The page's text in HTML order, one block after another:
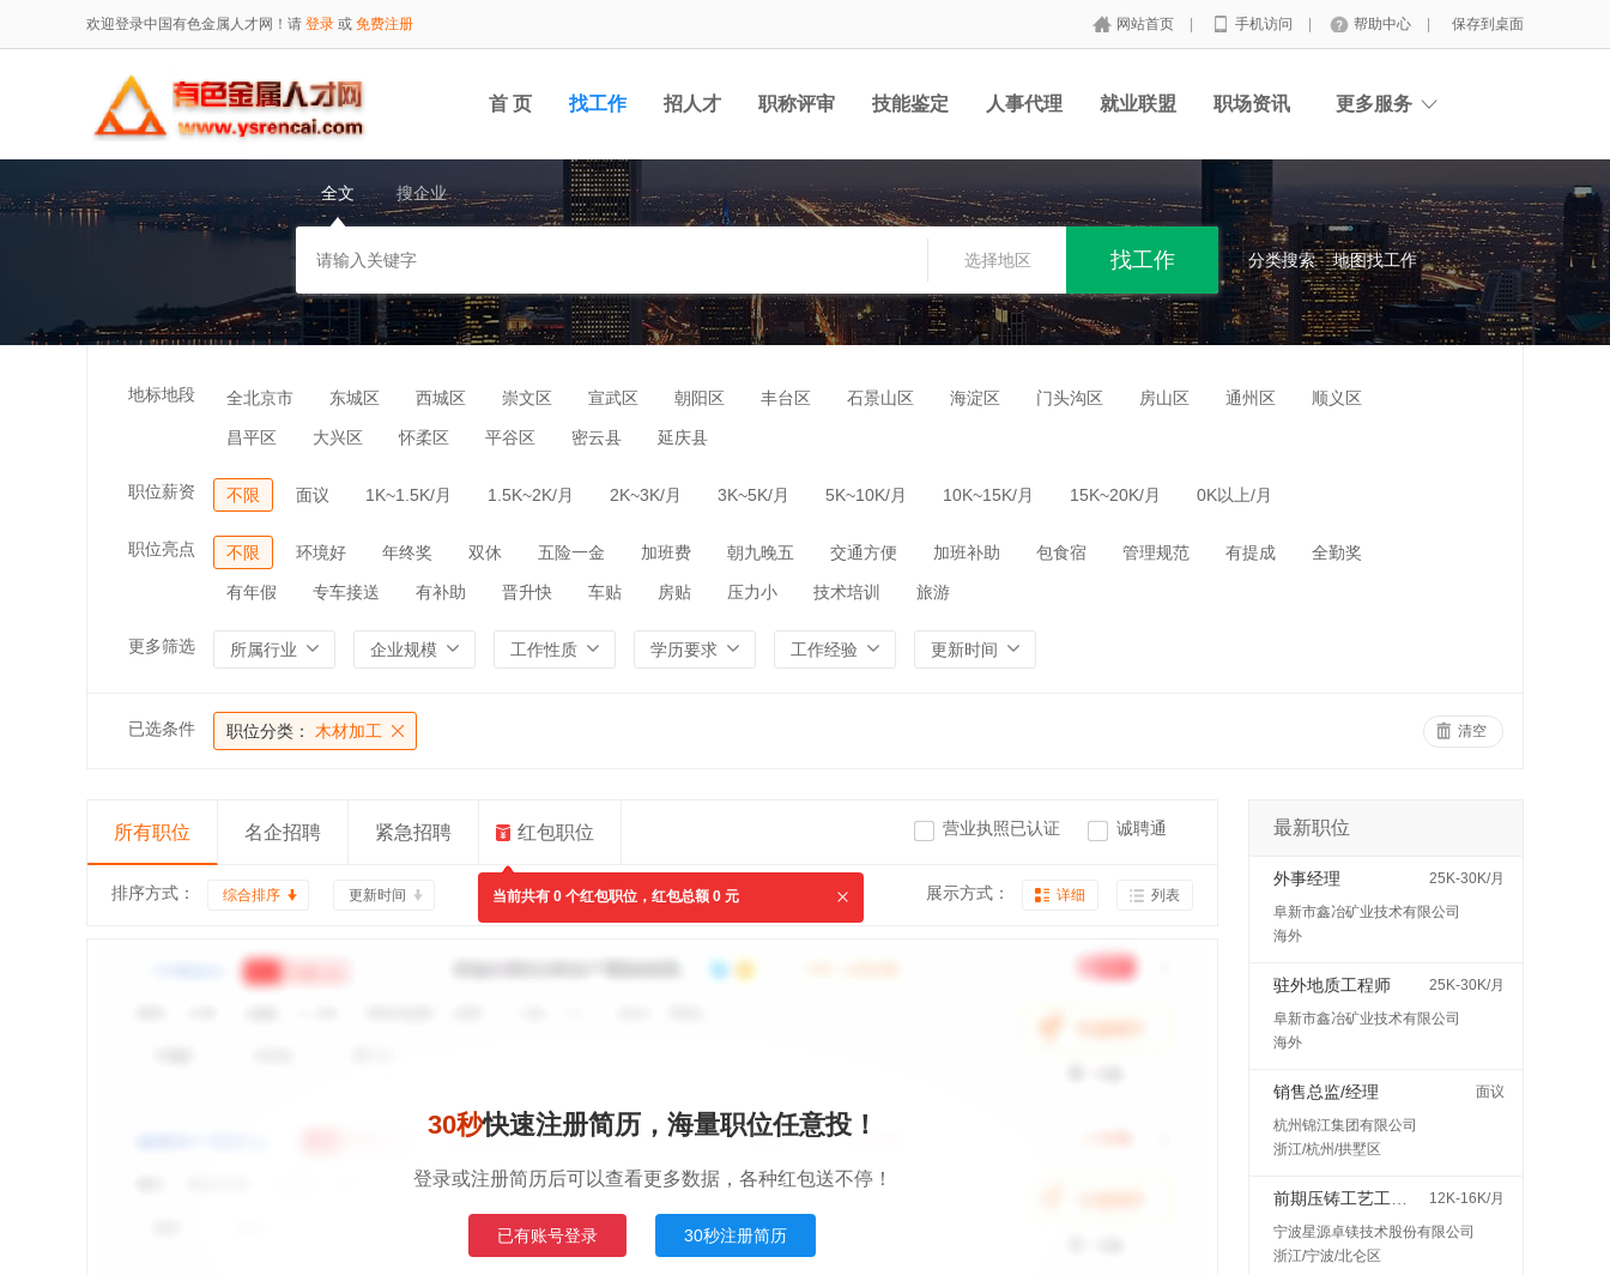
欢迎登录中国有色金属人才网！请 登录 或 免费注册 网站首页 手机访问 帮助中心 保存到桌面
首 页 找工作 招人才 职称评审 技能鉴定 人事代理 就业联盟 职场资讯 更多服务
全文 搜企业
选择地区 分类搜索 地图找工作
地标地段 全北京市 东城区 西城区 崇文区 宣武区 朝阳区 丰台区 石景山区 海淀区 门头沟区 房山区 通州区 顺义区
昌平区 大兴区 怀柔区 平谷区 密云县 延庆县
职位薪资 不限 面议 1K~1.5K/月 1.5K~2K/月 2K~3K/月 3K~5K/月 5K~10K/月 10K~15K/月 15K~20K/月 0K以上/月
职位亮点 不限 环境好 年终奖 双休 五险一金 加班费 朝九晚五 交通方便 加班补助 包食宿 管理规范 有提成 全勤奖
有年假 专车接送 有补助 晋升快 车贴 房贴 压力小 技术培训 旅游
更多筛选 所属行业 企业规模 工作性质 学历要求 工作经验 更新时间
已选条件 职位分类： 木材加工 清空
所有职位 名企招聘 紧急招聘 红包职位
当前共有 0 个红包职位，红包总额 0 元
营业执照已认证 诚聘通
排序方式： 综合排序 更新时间 展示方式： 详细 列表
30秒快速注册简历，海量职位任意投！
登录或注册简历后可以查看更多数据，各种红包送不停！
已有账号登录 30秒注册简历
最新职位
外事经理
25K-30K/月
阜新市鑫冶矿业技术有限公司
海外
驻外地质工程师
25K-30K/月
阜新市鑫冶矿业技术有限公司
海外
销售总监/经理
面议
杭州锦江集团有限公司
浙江/杭州/拱墅区
12K-16K/月
宁波星源卓镁技术股份有限公司
浙江/宁波/北仑区